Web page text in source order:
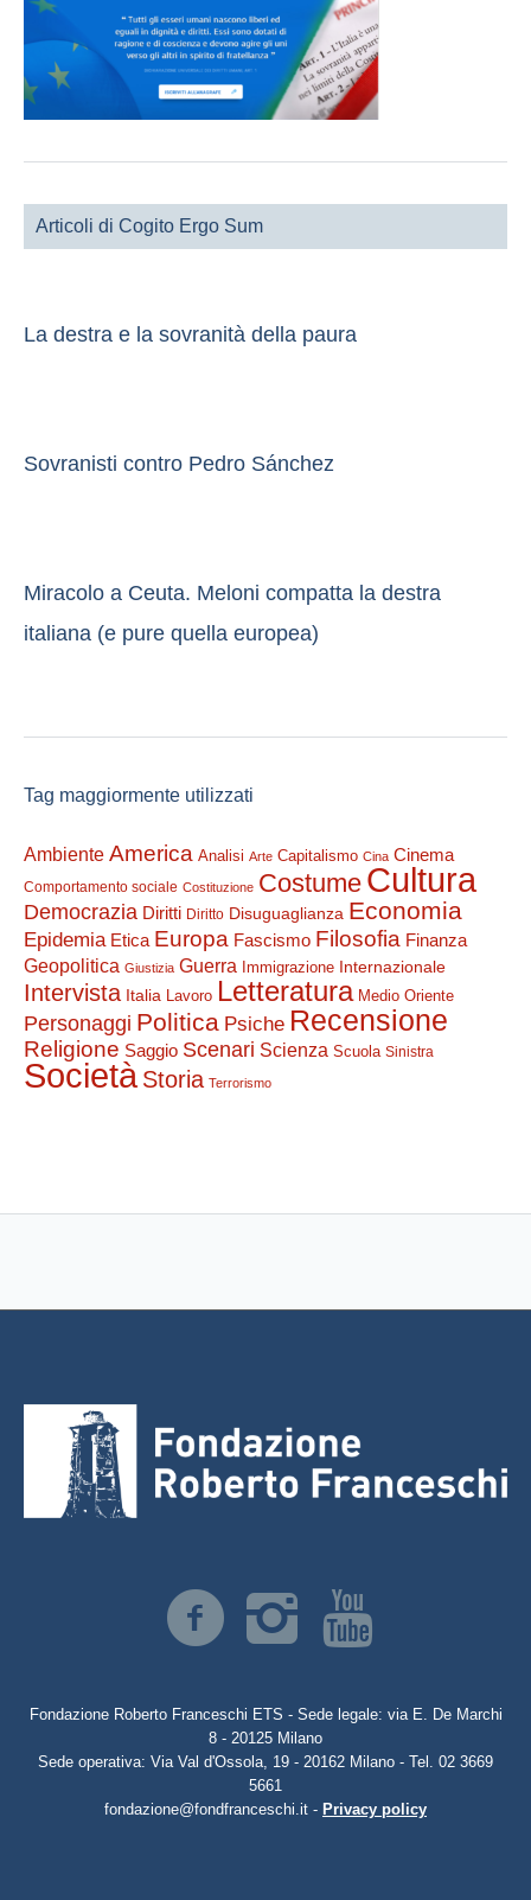
Articoli di Cogito Ergo Sum
La destra e la sovranità della paura
Sovranisti contro Pedro Sánchez
Miracolo a Ceuta. Meloni compatta la destra
italiana (e pure quella europea)
Tag maggiormente utilizzati
Ambiente America Analisi Arte Capitalismo Cina Cinema
Comportamento sociale Costituzione Costume Cultura
Democrazia Diritti Diritto Disuguaglianza Economia
Epidemia Etica Europa Fascismo Filosofia Finanza
Geopolitica Giustizia Guerra Immigrazione Internazionale
Intervista Italia Lavoro Letteratura Medio Oriente
Personaggi Politica Psiche Recensione
Religione Saggio Scenari Scienza Scuola Sinistra
Società Storia Terrorismo
Fondazione Roberto Franceschi ETS - Sede legale: via E. De Marchi
8 - 20125 Milano
Sede operativa: Via Val d'Ossola, 19 - 20162 Milano - Tel. 02 3669
5661
fondazione@fondfranceschi.it - Privacy policy